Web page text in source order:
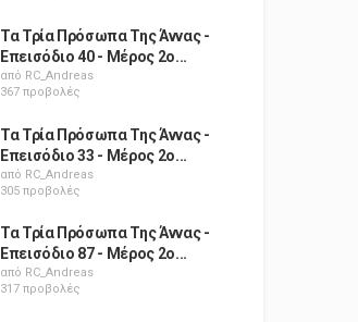
Τα Τρία Πρόσωπα Της Άννας -
Επεισόδιο 40 - Μέρος 2ο...
από RC_Andreas
367 προβολές
Τα Τρία Πρόσωπα Της Άννας -
Επεισόδιο 33 - Μέρος 2ο...
από RC_Andreas
305 προβολές
Τα Τρία Πρόσωπα Της Άννας -
Επεισόδιο 87 - Μέρος 2ο...
από RC_Andreas
317 προβολές